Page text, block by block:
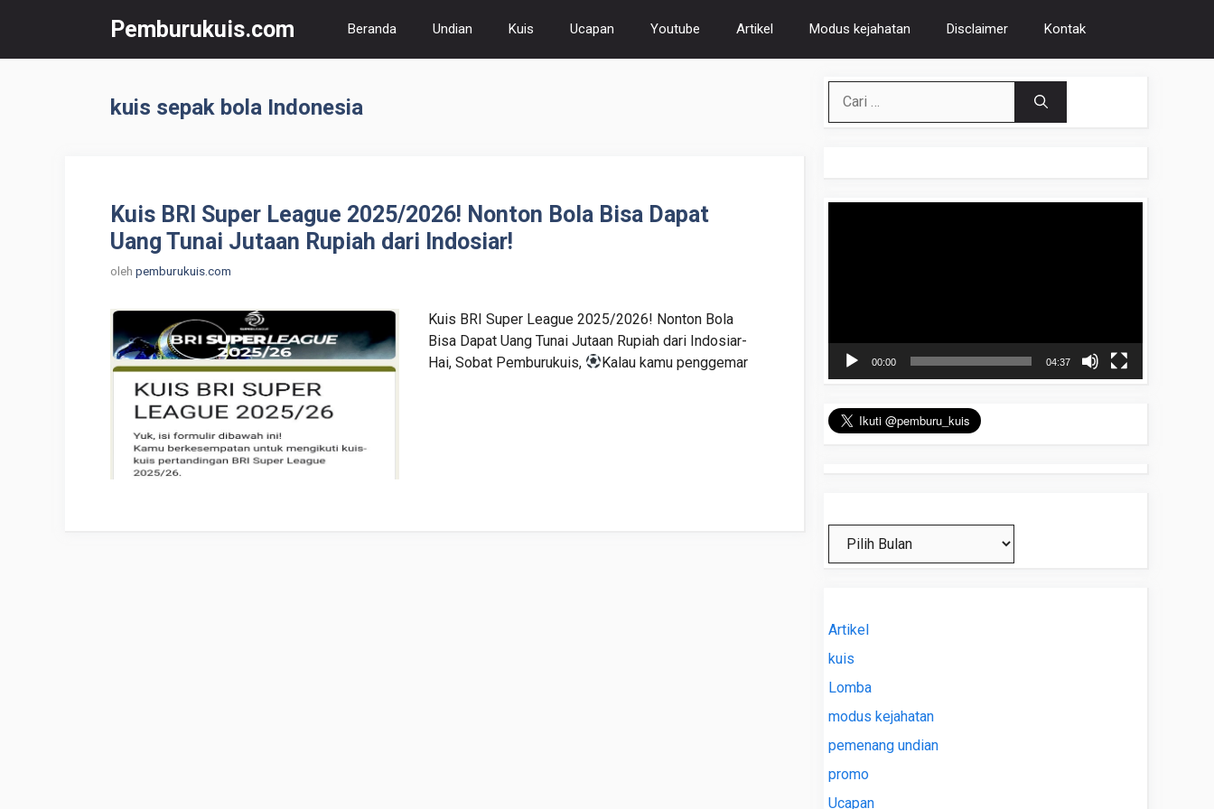
Pemburukuis.com Beranda Undian Kuis Ucapan Youtube Artikel Modus kejahatan Disclaimer Kontak
kuis sepak bola Indonesia
Kuis BRI Super League 2025/2026! Nonton Bola Bisa Dapat
Uang Tunai Jutaan Rupiah dari Indosiar!
oleh pemburukuis.com
Kuis BRI Super League 2025/2026! Nonton Bola
Bisa Dapat Uang Tunai Jutaan Rupiah dari Indosiar-
Hai, Sobat Pemburukuis,
Kalau kamu penggemar
untuk:
00:00 04:37
Artikel
kuis
Lomba
modus kejahatan
pemenang undian
promo
Ucapan